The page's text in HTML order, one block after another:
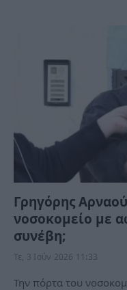
Γρηγόρης
νοσοκομείο με
συνέβη;
Τε, 3 Ιούν 2026 11:33
Την πόρτα του